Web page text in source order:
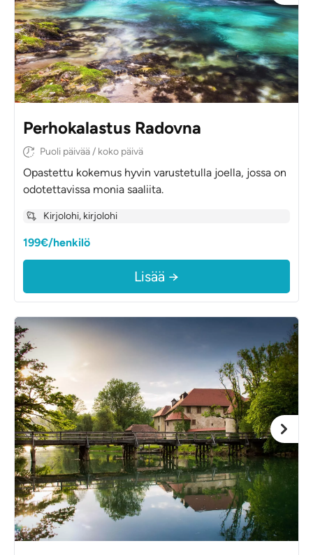
Perhokalastus Radovna
Puoli päivää / koko päivä
Opastettu kokemus hyvin varustetulla joella, jossa on
odotettavissa monia saaliita.
Kirjolohi, kirjolohi
199€/henkilö
Lisää →